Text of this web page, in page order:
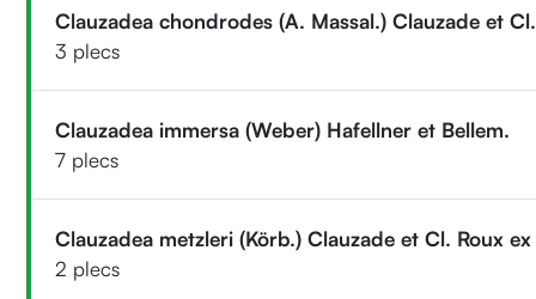
Clauzadea chondrodes (A. Massal.) Clauzade et
3 plecs
Clauzadea immersa (Weber) Hafellner et Bellem.
7 plecs
Clauzadea metzleri (Körb.) Clauzade et Cl. Roux
2 plecs